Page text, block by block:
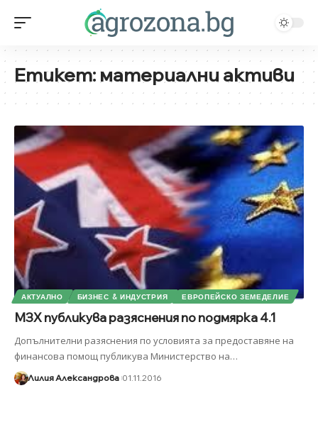
Етикет:материални активи
АКТУАЛНО БИЗНЕС & ИНДУСТРИЯ ЕВРОПЕЙСКО ЗЕМЕДЕЛИЕ
МЗХ публикува разяснения по подмярка 4.1
Допълнителни разяснения по условията за предоставяне на
финансова помощ публикува Министерство на…
Лилия Александрова 01.11.2016